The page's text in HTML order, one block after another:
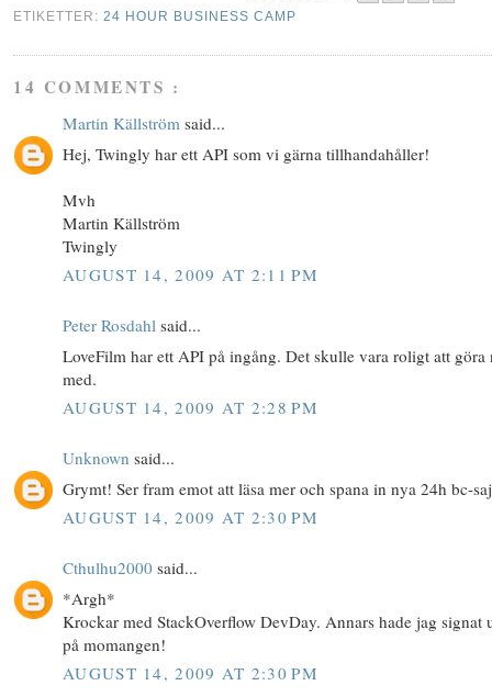
ETIKETTER:24 HOUR BUSINESS CAMP
14 COMMENTS :
Martin Källström said...
Hej, Twingly har ett API som vi gärna tillhandahåller!
Mvh
Martin Källström
Twingly
AUGUST 14, 2009 AT 2:11 PM
Peter Rosdahl said...
LoveFilm har ett API på ingång. Det skulle vara roligt att göra
med.
AUGUST 14, 2009 AT 2:28 PM
Unknown said...
Grymt! Ser fram emot att läsa mer och spana in nya 24h bc-
AUGUST 14, 2009 AT 2:30 PM
Cthulhu2000 said...
*Argh*
Krockar med StackOverflow DevDay. Annars hade jag signat
på momangen!
AUGUST 14, 2009 AT 2:30 PM